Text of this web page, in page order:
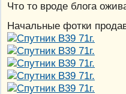
Что то вроде блога
Начальные фотки